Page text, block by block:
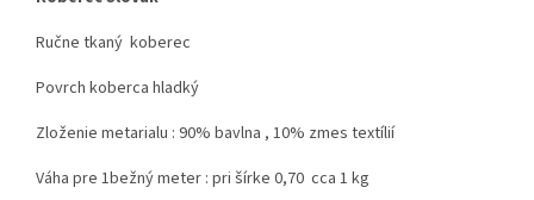
Ručne tkaný koberec
Povrch koberca hladký
Zloženie metarialu : 90% bavlna , 10% zmes textílií
Váha pre 1bežný meter : pri šírke 0,70 cca 1 kg